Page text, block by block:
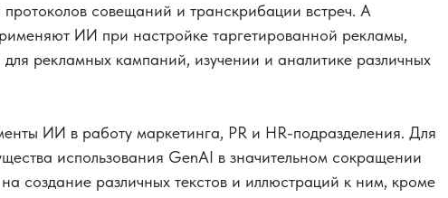
совещаний и транскрибации встреч. А
ИИ при настройке таргетированной рекламы,
для рекламных кампаний, изучении и аналитике различных
ИИ в работу маркетинга, PR и HR-подразделения. Для
использования GenAI в значительном сокращении
создание различных текстов и иллюстраций к ним, кроме